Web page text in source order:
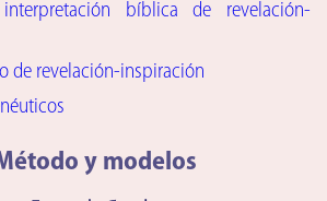
bíblica de revelación-
de revelación-inspiración
y modelos